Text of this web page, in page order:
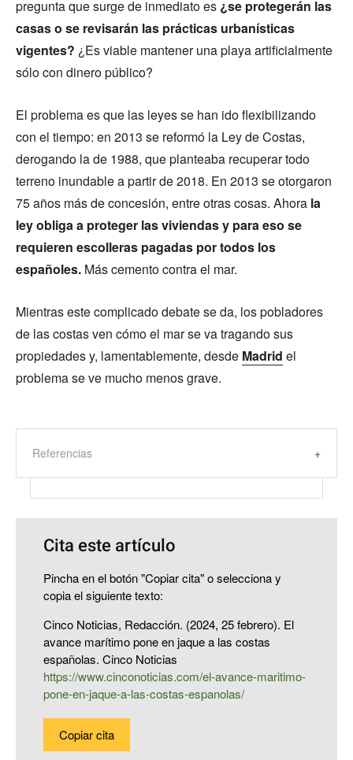
pregunta que surge de inmediato es ¿se protegerán las
casas o se revisarán las prácticas urbanísticas
vigentes? ¿Es viable mantener una playa artificialmente
sólo con dinero público?
El problema es que las leyes se han ido flexibilizando
con el tiempo: en 2013 se reformó la Ley de Costas,
derogando la de 1988, que planteaba recuperar todo
terreno inundable a partir de 2018. En 2013 se otorgaron
75 años más de concesión, entre otras cosas. Ahora la
ley obliga a proteger las viviendas y para eso se
requieren escolleras pagadas por todos los
españoles. Más cemento contra el mar.
Mientras este complicado debate se da, los pobladores
de las costas ven cómo el mar se va tragando sus
propiedades y, lamentablemente, desde Madrid el
problema se ve mucho menos grave.
Referencias
Cita este artículo
Pincha en el botón "Copiar cita" o selecciona y
copia el siguiente texto:
Cinco Noticias, Redacción. (2024, 25 febrero). El
avance marítimo pone en jaque a las costas
españolas. Cinco Noticias
https://www.cinconoticias.com/el-avance-maritimo-
pone-en-jaque-a-las-costas-espanolas/
Copiar cita